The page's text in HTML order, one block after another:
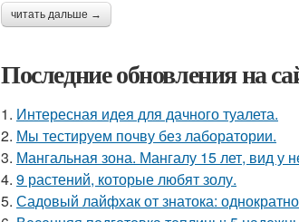
читать дальше →
Последние обновления на
1. Интересная идея для дачного туалета.
2. Мы тестируем почву без лаборатории.
3. Мангальная зона. Мангалу 15 лет, вид у
4. 9 растений, которые любят золу.
5. Садовый лайфхак от знатока: